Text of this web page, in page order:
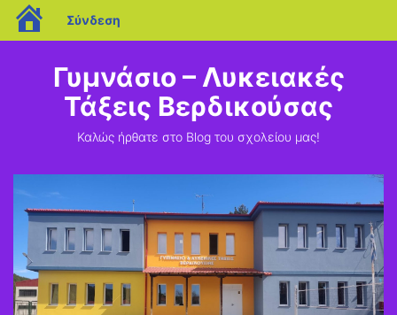
περιεχόμενοΓυμνάσιο – Λυκειακές
Τάξεις Βερδικούσας
Καλώς ήρθατε στο Blog του σχολείου μας!
blogs.sch.gr
Σύνδεση